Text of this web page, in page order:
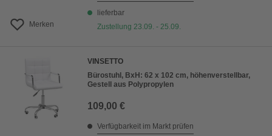
Merken
lieferbar
Zustellung 23.09. - 25.09.
VINSETTO
Bürostuhl, BxH: 62 x 102 cm, höhenverstellbar,
Gestell aus Polypropylen
109,00 €
Verfügbarkeit im Markt prüfen